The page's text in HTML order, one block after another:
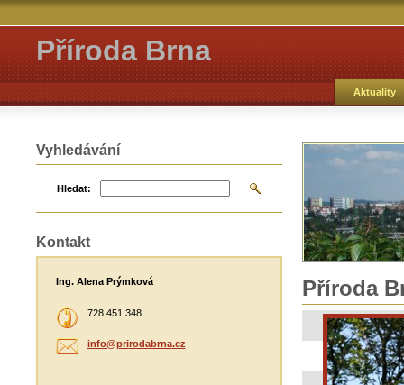
Příroda Brna
Aktuality
Příroda
Vyhledávání
Hledat:
Kontakt
Ing. Alena Prýmková
728 451 348
info@prirodabrna.cz